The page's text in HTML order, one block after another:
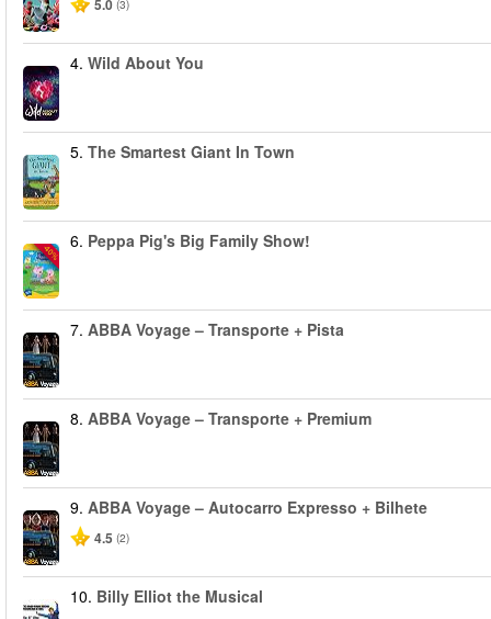
5.0 (3)
4. Wild About You
5. The Smartest Giant In Town
-40%
6. Peppa Pig's Big Family Show!
7. ABBA Voyage – Transporte + Pista
8. ABBA Voyage – Transporte + Premium
9. ABBA Voyage – Autocarro Expresso + Bilhete
4.5 (2)
10. Billy Elliot the Musical